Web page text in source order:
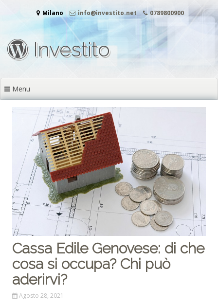
Milano info@investito.net 0789800900
Investito
Menu
Cassa Edile Genovese: di che
cosa si occupa? Chi può
aderirvi?
Agosto 28, 2021